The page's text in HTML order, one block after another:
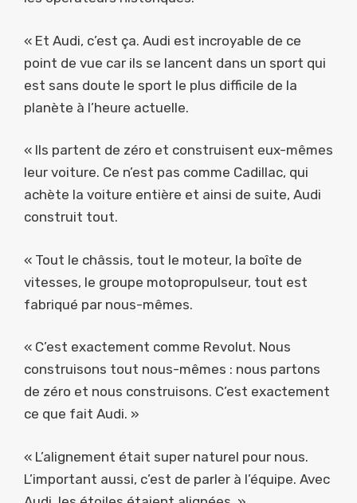
« Et Audi, c’est ça. Audi est incroyable de ce
point de vue car ils se lancent dans un sport qui
est sans doute le sport le plus difficile de la
planète à l’heure actuelle.
« Ils partent de zéro et construisent eux-mêmes
leur voiture. Ce n’est pas comme Cadillac, qui
achète la voiture entière et ainsi de suite, Audi
construit tout.
« Tout le châssis, tout le moteur, la boîte de
vitesses, le groupe motopropulseur, tout est
fabriqué par nous-mêmes.
« C’est exactement comme Revolut. Nous
construisons tout nous-mêmes : nous partons
de zéro et nous construisons. C’est exactement
ce que fait Audi. »
« L’alignement était super naturel pour nous.
L’important aussi, c’est de parler à l’équipe. Avec